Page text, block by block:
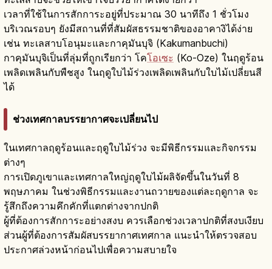
เวลาที่ใช้ในการสักการะอยู่ที่ประมาณ 30 นาทีถึง 1 ชั่วโมง
บริเวณรอบๆ ยังมีสถานที่ที่สัมผัสธรรมชาติของอาคางิได้ง่าย
เช่น ทะเลสาบโอนุมะและกาคุมันบุจิ (Kakumanbuchi)
กาคุมันบุจิเป็นที่ลุ่มที่ถูกเรียกว่า โคโอเซะ (Ko-Oze) ในฤดูร้อน
เพลิดเพลินกับพืชสูง ในฤดูใบไม้ร่วงเพลิดเพลินกับใบไม้เปลี่ยนสี
ได้
ช่วงเทศกาลบรรยากาศจะเปลี่ยนไป
ในเทศกาลฤดูร้อนและฤดูใบไม้ร่วง จะมีพิธีกรรมและกิจกรรม
ต่างๆ
การเปิดภูเขาและเทศกาลใหญ่ฤดูใบไม้ผลิจัดขึ้นในวันที่ 8
พฤษภาคม ในช่วงพิธีกรรมและงานถวายของแต่ละฤดูกาล จะ
รู้สึกถึงความคึกคักที่แตกต่างจากปกติ
ผู้ที่ต้องการสักการะอย่างสงบ ควรเลือกช่วงเวลาปกติที่สงบเงียบ
ส่วนผู้ที่ต้องการสัมผัสบรรยากาศเทศกาล แนะนำให้ตรวจสอบ
ประกาศล่วงหน้าก่อนไปเพื่อความสบายใจ